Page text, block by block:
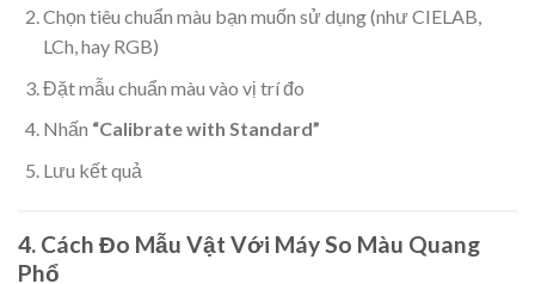
Chọn tiêu chuẩn màu bạn muốn sử dụng (như CIELAB,
LCh, hay RGB)
Đặt mẫu chuẩn màu vào vị trí đo
Nhấn “Calibrate with Standard”
Lưu kết quả
4. Cách Đo Mẫu Vật Với Máy So Màu Quang
Phổ